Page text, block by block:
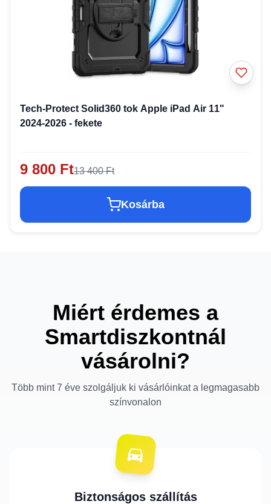
Tech-Protect Solid360 tok Apple iPad Air 11"
2024-2026 - fekete
9 800 Ft13 400 Ft
Kosárba
Miért érdemes a
Smartdiszkontnál
vásárolni?
Több mint 7 éve szolgáljuk ki vásárlóinkat a legmagasabb
színvonalon
Biztonságos szállítás